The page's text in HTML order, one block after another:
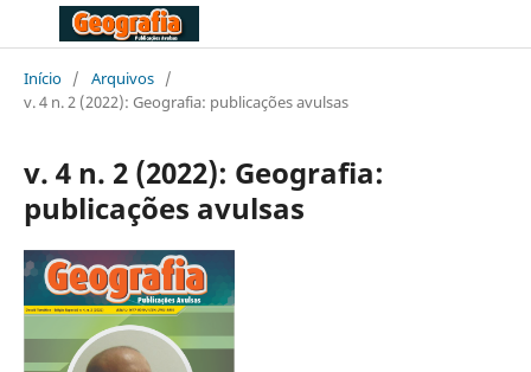
Início / Arquivos /
v. 4 n. 2 (2022): Geografia: publicações avulsas
v. 4 n. 2 (2022): Geografia:
publicações avulsas